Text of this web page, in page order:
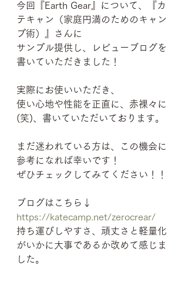
今回『Earth Gear』について、『カ
テキャン（家庭円満のためのキャン
プ術）』さんに
サンプル提供し、レビューブログを
書いていただきました！
実際にお使いいただき、
使い心地や性能を正直に、赤裸々に
(笑)、書いていただいております。
まだ迷われている方は、この機会に
参考になれば幸いです！
ぜひチェックしてみてください！！
ブログはこちら↓
https://katecamp.net/zerocrear/
持ち運びしやすさ、頑丈さと軽量化
がいかに大事であるか改めて感じま
した。